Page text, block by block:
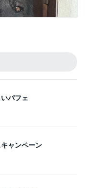
パフェ
ャンペーン